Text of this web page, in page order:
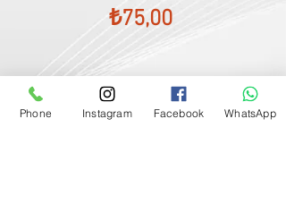
₺75,00Fiyat
Satış Temsilcimizle Görüşün
Phone Instagram Facebook WhatsApp